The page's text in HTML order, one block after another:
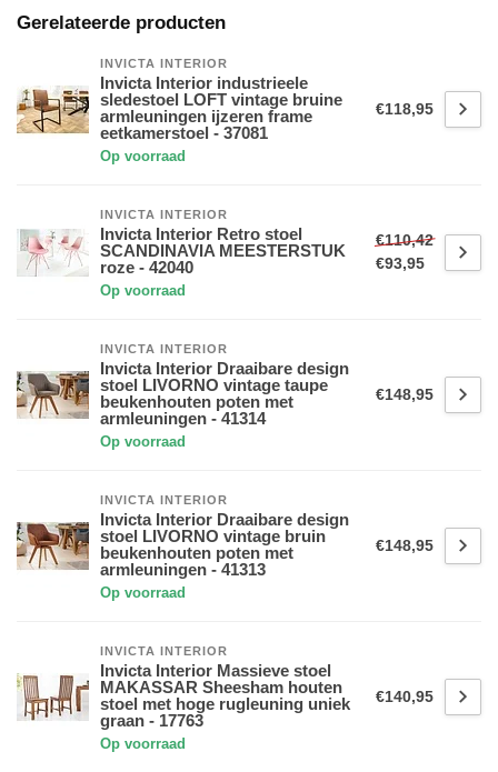
Gerelateerde producten
INVICTA INTERIOR
Invicta Interior industrieele
sledestoel LOFT vintage bruine
armleuningen ijzeren frame
eetkamerstoel - 37081
Op voorraad
€118,95
INVICTA INTERIOR
Invicta Interior Retro stoel
SCANDINAVIA MEESTERSTUK
roze - 42040
Op voorraad
€110,42
€93,95
INVICTA INTERIOR
Invicta Interior Draaibare design
stoel LIVORNO vintage taupe
beukenhouten poten met
armleuningen - 41314
Op voorraad
€148,95
INVICTA INTERIOR
Invicta Interior Draaibare design
stoel LIVORNO vintage bruin
beukenhouten poten met
armleuningen - 41313
Op voorraad
€148,95
INVICTA INTERIOR
Invicta Interior Massieve stoel
MAKASSAR Sheesham houten
stoel met hoge rugleuning uniek
graan - 17763
Op voorraad
€140,95